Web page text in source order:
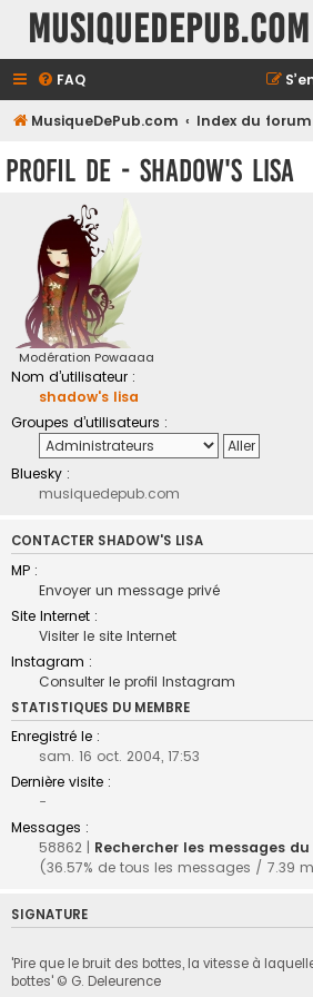
MusiqueDePub.com
FAQ
MusiqueDePub.com Index du forum
Profil de - shadow's lisa
Modération Powaaaa
Nom d’utilisateur :
shadow's lisa
Groupes d’utilisateurs :
Bluesky :
musiquedepub.com
CONTACTER SHADOW'S LISA
MP :
Envoyer un message privé
Site Internet :
Visiter le site Internet
Instagram :
Consulter le profil Instagram
STATISTIQUES DU MEMBRE
Enregistré le :
sam. 16 oct. 2004, 17:53
Dernière visite :
-
Messages :
58862 | Rechercher les messages
(36.57% de tous les messages / 7.39
SIGNATURE
'Pire que le bruit des bottes, la vitesse à
bottes' © G. Deleurence